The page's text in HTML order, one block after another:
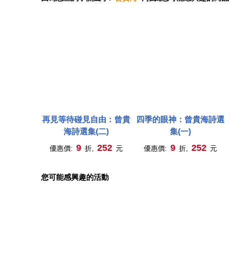
再見等待碰見自由：曾貴
海詩選集(二)
優惠價: 9 折, 252 元
四季的眼神：曾貴海詩選
集(一)
優惠價: 9 折, 252 元
您可能感興趣的活動